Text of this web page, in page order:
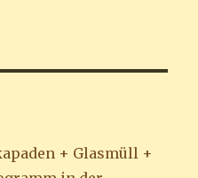
+ Glasmüll +